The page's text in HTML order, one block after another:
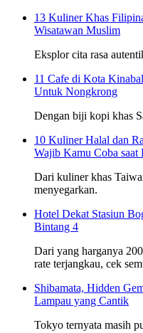
13 Kuliner Khas
Wisatawan Muslim
Eksplor cita rasa
11 Cafe di Kota
Untuk Nongkrong
Dengan biji kopi khas
10 Kuliner Halal dan
Wajib Kamu Coba saat
Dari kuliner khas
menyegarkan.
Hotel Dekat Stasiun
Bintang 4
Dari yang harganya
rate terjangkau, cek
Shibamata, Hidden
Lampau yang Cantik
Tokyo ternyata masih